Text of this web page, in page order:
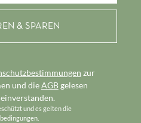
zur
und dieAGBgelesen
und es gelten die